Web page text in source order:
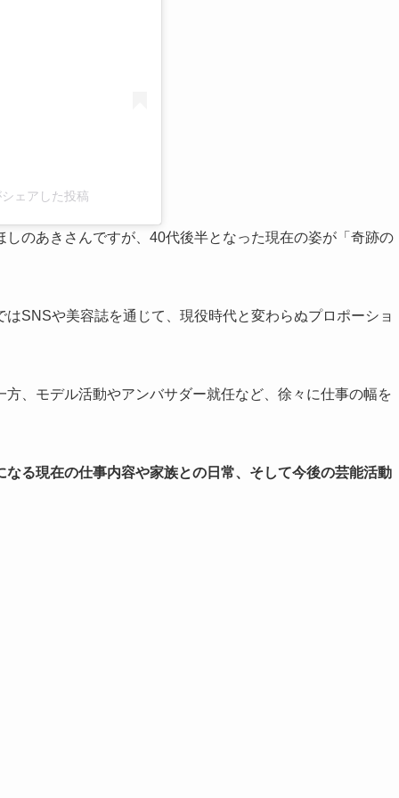
ェアした投稿
のあきさんですが、40代後半となった現在の姿が「奇跡の
SNSや美容誌を通じて、現役時代と変わらぬプロポーショ
、モデル活動やアンバサダー就任など、徐々に仕事の幅を
る現在の仕事内容や家族との日常、そして今後の芸能活動